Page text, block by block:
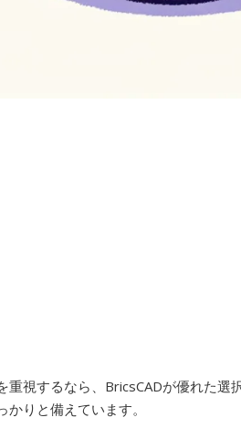
重視するなら、BricsCADが優れた
りと備えています。